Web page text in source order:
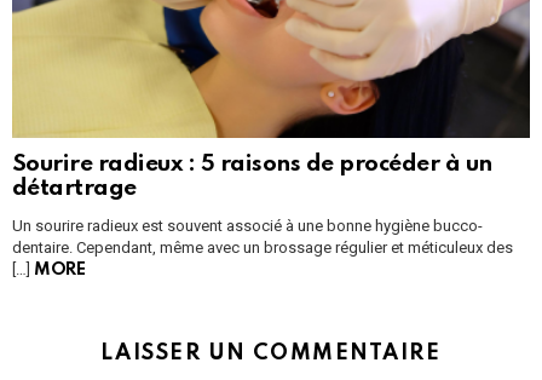
Sourire radieux : 5 raisons de procéder à un
détartrage
Un sourire radieux est souvent associé à une bonne hygiène bucco-
dentaire. Cependant, même avec un brossage régulier et méticuleux des
MORE
LAISSER UN COMMENTAIRE